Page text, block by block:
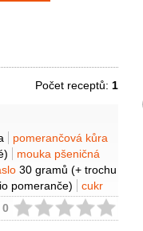
Počet receptů: 1
pomerančová kůra
mouka pšeničná
30 gramů (+ trochu
pomeranče)
cukr
(asi ze 3 pomerančů)
0